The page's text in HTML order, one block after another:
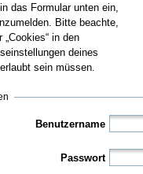
das Formular unten ein,
Bitte beachte,
„Cookies“ in den
deines
sein müssen.
Benutzername
Passwort